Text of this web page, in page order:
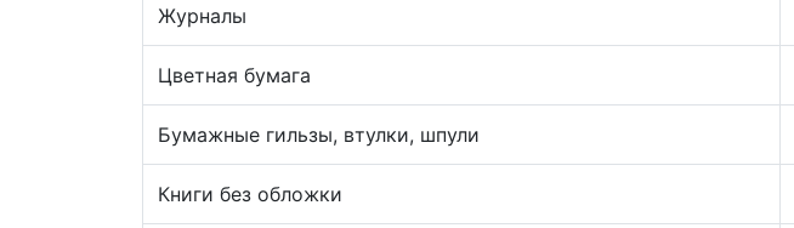
Журналы
Цветная бумага
Бумажные гильзы, втулки, шпули
Книги без обложки